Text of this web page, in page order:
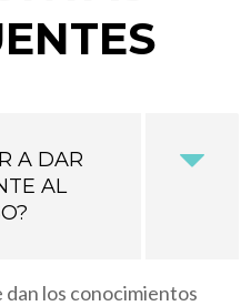
A DAR
AL
dan los conocimientos